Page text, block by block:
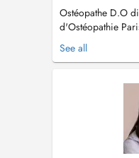
Ostéopathe D.O
d'Ostéopathie
Ostéopathie
périnatalité pour
See all